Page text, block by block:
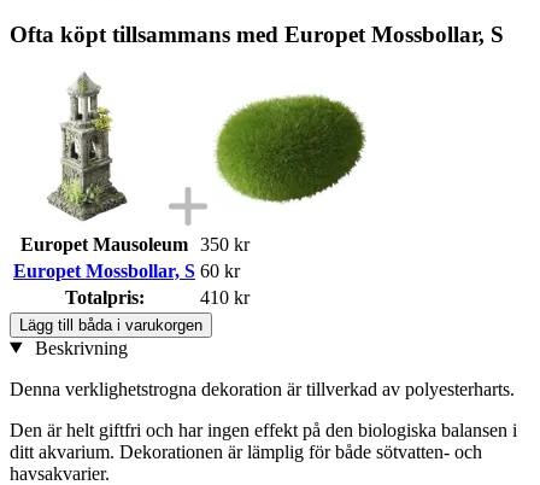
Ofta köpt tillsammans med Europet Mossbollar, S
Europet Mausoleum 350 kr
Europet Mossbollar, S 60 kr
Totalpris:
410 kr
Lägg till båda i varukorgen
Beskrivning
Denna verklighetstrogna dekoration är tillverkad av polyesterharts.
Den är helt giftfri och har ingen effekt på den biologiska balansen i
ditt akvarium. Dekorationen är lämplig för både sötvatten- och
havsakvarier.